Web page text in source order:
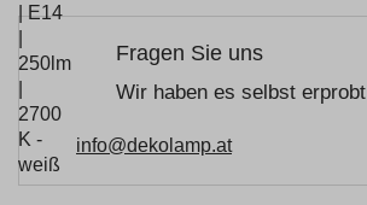
Fragen Sie uns
Wir haben es selbst erprobt
info@dekolamp.at